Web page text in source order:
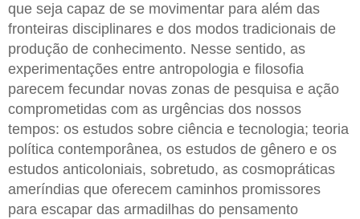
que seja capaz de se movimentar para além das
fronteiras disciplinares e dos modos tradicionais de
produção de conhecimento. Nesse sentido, as
experimentações entre antropologia e filosofia
parecem fecundar novas zonas de pesquisa e ação
comprometidas com as urgências dos nossos
tempos: os estudos sobre ciência e tecnologia; teoria
política contemporânea, os estudos de gênero e os
estudos anticoloniais, sobretudo, as cosmopráticas
ameríndias que oferecem caminhos promissores
para escapar das armadilhas do pensamento